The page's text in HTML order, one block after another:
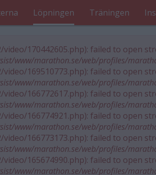
Löpningen Träningen
170442605.php): failed to open
www/marathon.se/web/profiles/
169510773.php): failed to open
www/marathon.se/web/profiles/
166772617.php): failed to open
www/marathon.se/web/profiles/
166774921.php): failed to open
www/marathon.se/web/profiles/
166773173.php): failed to open
www/marathon.se/web/profiles/
165674990.php): failed to open
www/marathon.se/web/profiles/